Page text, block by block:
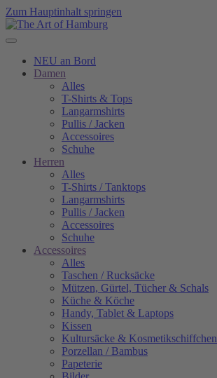
Zum Hauptinhalt springen
NEU an Bord
Damen
Alles
T-Shirts & Tops
Langarmshirts
Pullis / Jacken
Accessoires
Schuhe
Herren
Alles
T-Shirts / Tanktops
Langarmshirts
Pullis / Jacken
Accessoires
Schuhe
Accessoires
Alles
Taschen / Rucksäcke
Mützen, Gürtel, Tücher & Schals
Küche & Köche
Handy, Tablet & Laptops
Kissen
Kultursäcke & Kosmetikschiffchen
Porzellan / Bambus
Papeterie